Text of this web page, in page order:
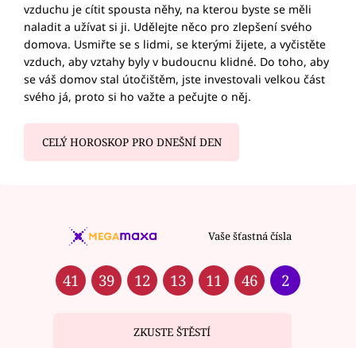
vzduchu je cítit spousta něhy, na kterou byste se měli
naladit a užívat si ji. Udělejte něco pro zlepšení svého
domova. Usmiřte se s lidmi, se kterými žijete, a vyčistěte
vzduch, aby vztahy byly v budoucnu klidné. Do toho, aby
se váš domov stal útočištěm, jste investovali velkou část
svého já, proto si ho važte a pečujte o něj.
CELÝ HOROSKOP PRO DNEŠNÍ DEN
Vaše šťastná čísla
41 39 12 13 11 46 2
ZKUSTE ŠTĚSTÍ